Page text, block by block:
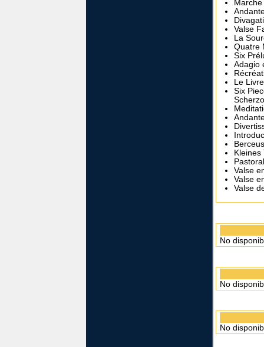
Valse
La
Quatre
Six
Adagio
Le
Six
Kleines
Valse
Valse
Valse
No
No
No